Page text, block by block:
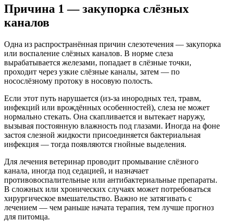
Причина 1 — закупорка слёзных
каналов
Одна из распространённая причин слезотечения — закупорка
или воспаление слёзных каналов. В норме слеза
вырабатывается железами, попадает в слёзные точки,
проходит через узкие слёзные каналы, затем — по
носослёзному протоку в носовую полость.
Если этот путь нарушается (из-за инородных тел, травм,
инфекций или врождённых особенностей), слеза не может
нормально стекать. Она скапливается и вытекает наружу,
вызывая постоянную влажность под глазами. Иногда на фоне
застоя слезной жидкости присоединяется бактериальная
инфекция — тогда появляются гнойные выделения.
Для лечения ветеринар проводит промывание слёзного
канала, иногда под седацией, и назначает
противовоспалительные или антибактериальные препараты.
В сложных или хронических случаях может потребоваться
хирургическое вмешательство. Важно не затягивать с
лечением — чем раньше начата терапия, тем лучше прогноз
для питомца.